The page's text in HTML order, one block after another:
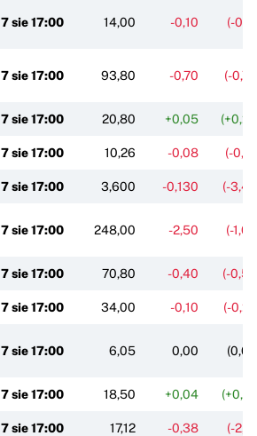
7 sie 17:00 14,00 -0,10 (-
7 sie 17:00 93,80 -0,70 (-
7 sie 17:00 20,80 +0,05
7 sie 17:00 10,26 -0,08 (-
7 sie 17:00 3,600 -0,130 (-
7 sie 17:00 248,00 -2,50 (-
7 sie 17:00 70,80 -0,40 (-
7 sie 17:00 34,00 -0,10 (-
7 sie 17:00 6,05 0,00
7 sie 17:00 18,50 +0,04
7 sie 17:00 17,12 -0,38 (-